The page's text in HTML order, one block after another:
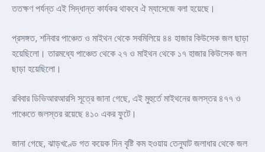
ততক্ষণ পর্যন্ত এই সিদ্ধান্ত কার্যকর থাকবে ঐ ম্যাসেজে বলা হয়েছে।
প্রসঙ্গত, শনিবার পাঞ্চেত ও মাইথন থেকে সবমিলিয়ে ৪৪ হাজার কিউসেক জল ছাড়া
হয়েছিলো। তারমধ্যে পাঞ্চেত থেকে ২৭ ও মাইথন থেকে ১৭ হাজার কিউসেক জল
ছাড়া হয়েছিলো।
রবিবার ডিভিআরআরসি সূত্রে জানা গেছে, এই মুহুর্তে মাইথনের জলস্তর ৪৭৭ ও
পাঞ্চেতে জলস্তর রয়েছে ৪১০ একর ফুটে।
জানা গেছে, ঝাড়খণ্ডে গত কয়েক দিন বৃষ্টি কম হওয়ায় তেনুঘাট জলাধার থেকে জল